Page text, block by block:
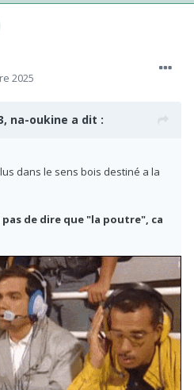
2025
na-oukine a dit :
dans le sens bois destiné a la
de dire que "la poutre", ca